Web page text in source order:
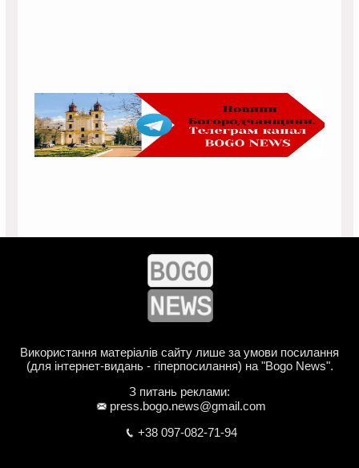
Використання матеріалів сайту лише за умови посилання
(для інтернет-видань - гіперпосилання) на "Bogo News".
З питань реклами:
press.bogo.news@gmail.com
+38 097-082-71-94